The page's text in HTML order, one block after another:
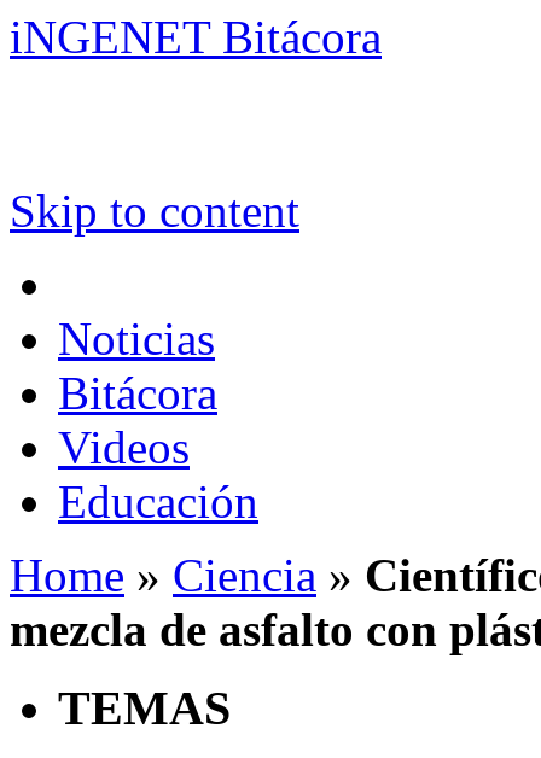
iNGENET Bitácora
Skip to content
Noticias
Bitácora
Videos
Educación
Home » Ciencia »
mezcla de asfalto con
TEMAS